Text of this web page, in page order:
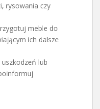
rysowania czy
meble do
ich dalsze
lub